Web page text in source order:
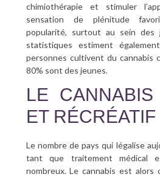
chimiothérapie et stimuler
sensation de plénitude
popularité, surtout au sein des
statistiques estiment
personnes cultivent du cannabis
80% sont des jeunes.
LE
ET RÉCRÉATIF
Le nombre de pays qui légalise
tant que traitement médical
nombreux. Le cannabis est alors